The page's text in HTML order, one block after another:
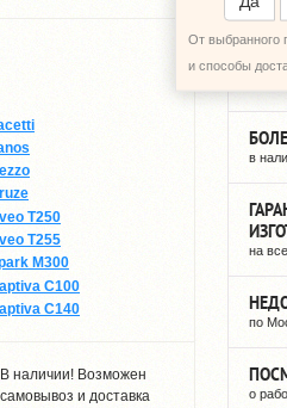
T250
T255
M300
C100
C140
В наличии! Возможен
самовывоз и доставка
От выбранного
и способы12
в
на
по
о